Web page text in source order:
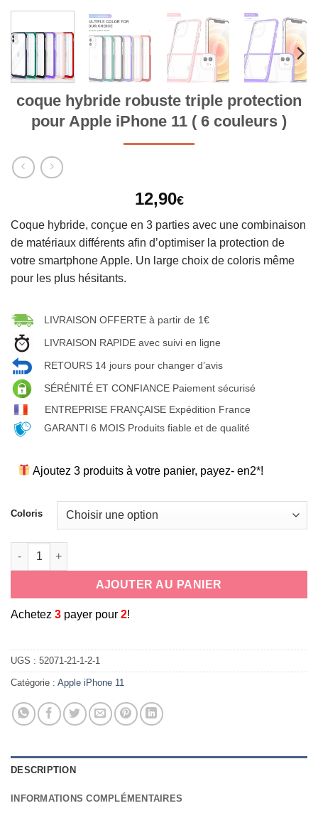
coque hybride robuste triple protection
pour Apple iPhone 11 ( 6 couleurs )
12,90€
Coque hybride, conçue en 3 parties avec une combinaison
de matériaux différents afin d’optimiser la protection de
votre smartphone Apple. Un large choix de coloris même
pour les plus hésitants.
LIVRAISON OFFERTE à partir de 1€
LIVRAISON RAPIDE avec suivi en ligne
RETOURS 14 jours pour changer d’avis
SÉRÉNITÉ ET CONFIANCE Paiement sécurisé
ENTREPRISE FRANÇAISE Expédition France
GARANTI 6 MOIS Produits fiable et de qualité
Ajoutez 3 produits à votre panier, payez- en2*!
Coloris
quantité de coque hybride robuste triple protection pour
AJOUTER AU PANIER
Achetez 3 payer pour 2!
UGS : 52071-21-1-2-1
Catégorie : Apple iPhone 11
DESCRIPTION
INFORMATIONS COMPLÉMENTAIRES